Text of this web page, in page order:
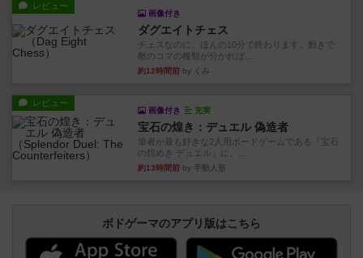
レビュー
画像付き
ダグエイトチェス
チェスなのに、ほんの10分で終わります。動きで
敵のコマの種類が分かれば...
約12時間前 by くみ
レビュー
画像付き 充実
宝石の煌き：デュエル 偽造者
筆者が最も好きな2人用ボードゲームである『宝石
の煌めき デュエル』に、...
約13時間前 by 手動人形
ボドゲーマのアプリ版はこちら